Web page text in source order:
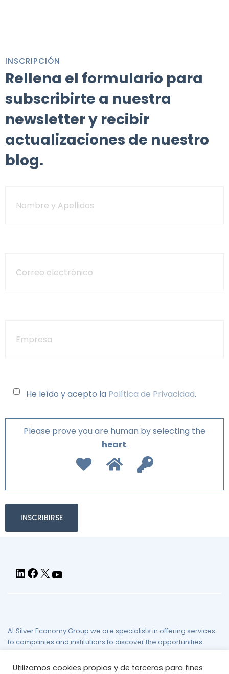
INSCRIPCIÓN
Rellena el formulario para
subscribirte a nuestra
newsletter y recibir
actualizaciones de nuestro
blog.
He leído y acepto la Política de Privacidad.
Please prove you are human by selecting the
heart.
At Silver Economy Group we are specialists in offering services
to companies and institutions to discover the opportunities
presented by the challenge of demographic aging.
Utilizamos cookies propias y de terceros para fines